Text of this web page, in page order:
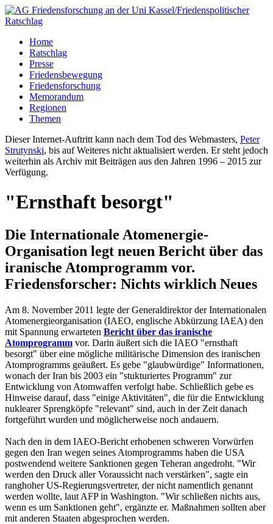
Home
Ratschlag
Presse
Friedensbewegung
Friedensforschung
Memorandum
Regionen
Themen
Dieser Internet-Auftritt kann nach dem Tod des Webmasters, Peter
Strutynski, bis auf Weiteres nicht aktualisiert werden. Er steht jedoch
weiterhin als Archiv mit Beiträgen aus den Jahren 1996 – 2015 zur
Verfügung.
"Ernsthaft besorgt"
Die Internationale Atomenergie-
Organisation legt neuen Bericht über das
iranische Atomprogramm vor.
Friedensforscher: Nichts wirklich Neues
Am 8. November 2011 legte der Generaldirektor der Internationalen
Atomenergieorganisation (IAEO, englische Abkürzung IAEA) den
mit Spannung erwarteten Bericht über das iranische
Atomprogramm vor. Darin äußert sich die IAEO "ernsthaft
besorgt" über eine mögliche militärische Dimension des iranischen
Atomprogramms geäußert. Es gebe "glaubwürdige" Informationen,
wonach der Iran bis 2003 ein "stukturiertes Programm" zur
Entwicklung von Atomwaffen verfolgt habe. Schließlich gebe es
Hinweise darauf, dass "einige Aktivitäten", die für die Entwicklung
nuklearer Sprengköpfe "relevant" sind, auch in der Zeit danach
fortgeführt wurden und möglicherweise noch andauern.
Nach den in dem IAEO-Bericht erhobenen schweren Vorwürfen
gegen den Iran wegen seines Atomprogramms haben die USA
postwendend weitere Sanktionen gegen Teheran angedroht. "Wir
werden den Druck aller Voraussicht nach verstärken", sagte ein
ranghoher US-Regierungsvertreter, der nicht namentlich genannt
werden wollte, laut AFP in Washington. "Wir schließen nichts aus,
wenn es um Sanktionen geht", ergänzte er. Maßnahmen sollten aber
mit anderen Staaten abgesprochen werden.